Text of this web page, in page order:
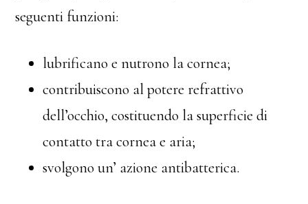
seguenti funzioni:
lubrificano e nutrono la cornea;
contribuiscono al potere refrattivo
dell’occhio, costituendo la superficie di
contatto tra cornea e aria;
svolgono un’ azione antibatterica.